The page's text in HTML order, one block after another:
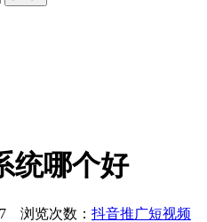
统哪个好
浏览次数： 抖音推广短视频